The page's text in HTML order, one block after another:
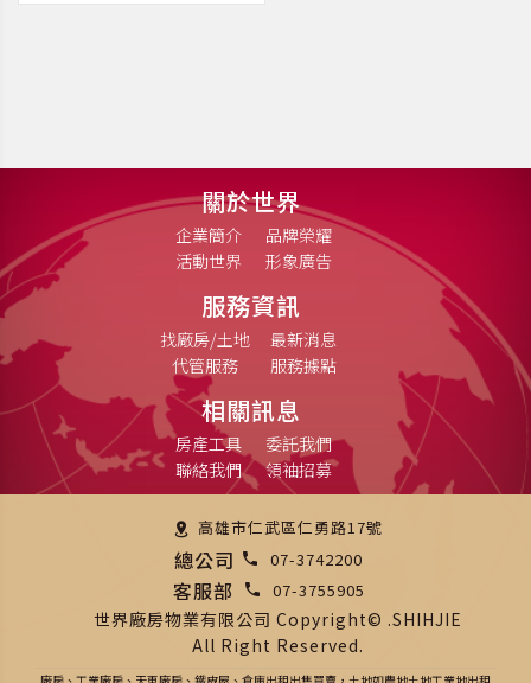
關於世界
企業簡介
品牌榮耀
活動世界
形象廣告
服務資訊
找廠房/土地
最新消息
代管服務
服務據點
相關訊息
房產工具
委託我們
聯絡我們
領袖招募
高雄市仁武區仁勇路17號
總公司 07-3742200
客服部 07-3755905
世界廠房物業有限公司 Copyright© .SHIHJIE
All Right Reserved.